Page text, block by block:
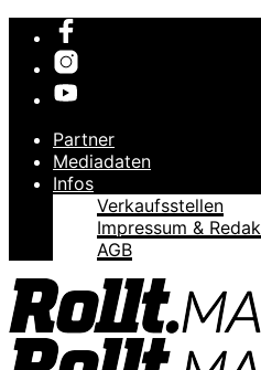
Partner
Mediadaten
Infos
Verkaufsstellen
Impressum &
AGB